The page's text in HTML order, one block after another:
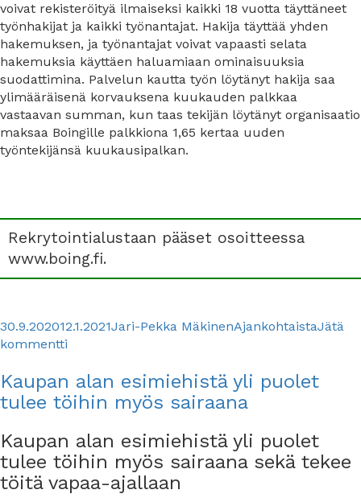
voivat rekisteröityä ilmaiseksi kaikki 18 vuotta täyttäneet
työnhakijat ja kaikki työnantajat. Hakija täyttää yhden
hakemuksen, ja työnantajat voivat vapaasti selata
hakemuksia käyttäen haluamiaan ominaisuuksia
suodattimina. Palvelun kautta työn löytänyt hakija saa
ylimääräisenä korvauksena kuukauden palkkaa
vastaavan summan, kun taas tekijän löytänyt organisaatio
maksaa Boingille palkkiona 1,65 kertaa uuden
työntekijänsä kuukausipalkan.
Rekrytointialustaan pääset osoitteessa
www.boing.fi.
Julkaistu
30.9.202012.1.2021Kirjoittaja
Jari-Pekka MäkinenKategoriat
AjankohtaistaJätä
kommentti
–
rekrytointialusta
Boing
Kaupan alan esimiehistä yli puolet
tulee töihin myös sairaana
Kaupan alan esimiehistä yli puolet
tulee töihin myös sairaana sekä tekee
töitä vapaa-ajallaan